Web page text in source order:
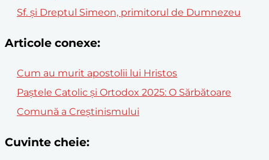
Sf. și Dreptul Simeon, primitorul de Dumnezeu
Articole conexe:
Cum au murit apostolii lui Hristos
Paștele Catolic și Ortodox 2025: O Sărbătoare
Comună a Creștinismului
Cuvinte cheie: